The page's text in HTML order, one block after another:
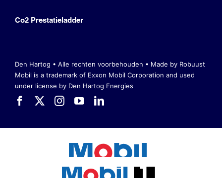
Co2 Prestatieladder
Den Hartog • Alle rechten voorbehouden • Made by Robuust
Mobil is a trademark of Exxon Mobil Corporation and used
under license by Den Hartog Energies